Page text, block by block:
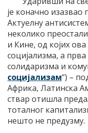
је коначно изазвао
Актуелну
неколико
и Кине, од којих
социјализма, а
солидаризма и
социјализам“) –
Африка, Латинска
ствар отишла
тоталног
нешто не предузму.